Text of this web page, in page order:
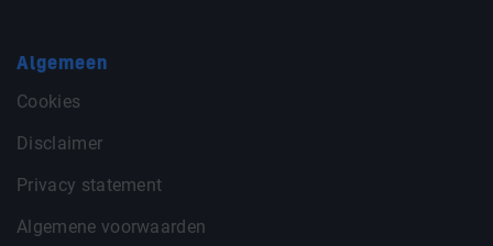
Algemeen
Cookies
Disclaimer
Privacy statement
Algemene voorwaarden